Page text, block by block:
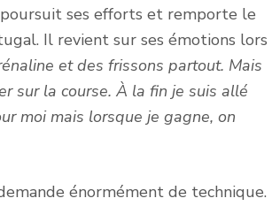
ses efforts et remporte le
Il revient sur ses émotions lors
et des frissons partout. Mais
sur la course. À la fin je suis allé
moi mais lorsque je gagne, on
énormément de technique.